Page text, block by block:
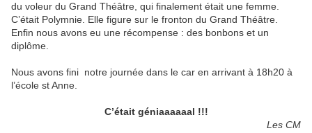
du voleur du Grand Théâtre, qui finalement était une femme.
C’était Polymnie. Elle figure sur le fronton du Grand Théâtre.
Enfin nous avons eu une récompense : des bonbons et un
diplôme.
Nous avons fini notre journée dans le car en arrivant à 18h20 à
l’école st Anne.
C’était géniaaaaaal !!!
Les CM